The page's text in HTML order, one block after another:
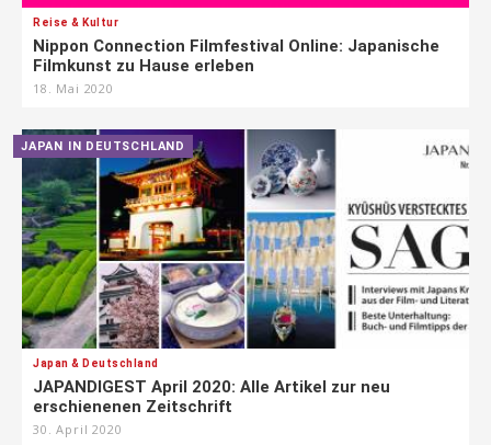
Reise & Kultur
Nippon Connection Filmfestival Online: Japanische
Filmkunst zu Hause erleben
18. Mai 2020
JAPAN IN DEUTSCHLAND
Japan & Deutschland
JAPANDIGEST April 2020: Alle Artikel zur neu
erschienenen Zeitschrift
30. April 2020